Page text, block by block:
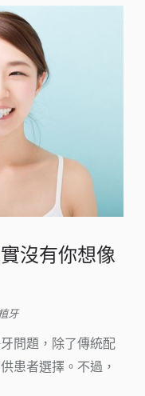
沒有你想像
牙
問題，除了傳統配
患者選擇。不過，